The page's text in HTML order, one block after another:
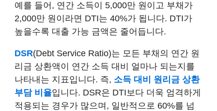
예를 들어, 연간 소득이 5,000만 원이고 부채가
2,000만 원이라면 DTI는 40%가 됩니다. DTI가
높을수록 대출 가능 금액은 줄어듭니다.
DSR(Debt Service Ratio)는 모든 부채의 연간 원
리금 상환액이 연간 소득 대비 얼마나 되는지를
나타내는 지표입니다. 즉, 소득 대비 원리금 상환
부담 비율입니다. DSR은 DTI보다 더욱 엄격하게
적용되는 경우가 많으며, 일반적으로 60%를 넘